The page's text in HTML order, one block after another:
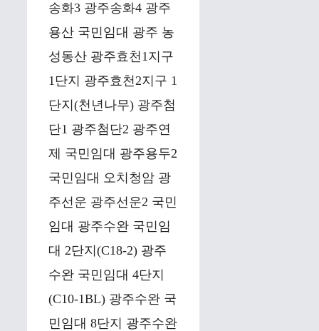
송화3 광주송화4 광주
용산 국민임대 광주 농
성동산 광주효천1지구
1단지 광주효천2지구 1
단지(천년나무) 광주첨
단1 광주첨단2 광주연
제 국민임대 광주용두2
국민임대 오치청암 광
주선운 광주선운2 국민
임대 광주수완 국민임
대 2단지(C18-2) 광주
수완 국민임대 4단지
(C10-1BL) 광주수완 국
민임대 8단지 광주수완